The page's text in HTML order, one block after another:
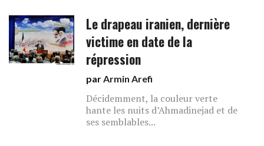
Le drapeau iranien, dernière
victime en date de la
répression
parArmin Arefi
Décidemment, la couleur verte
hante les nuits d’Ahmadinejad et de
ses semblables...